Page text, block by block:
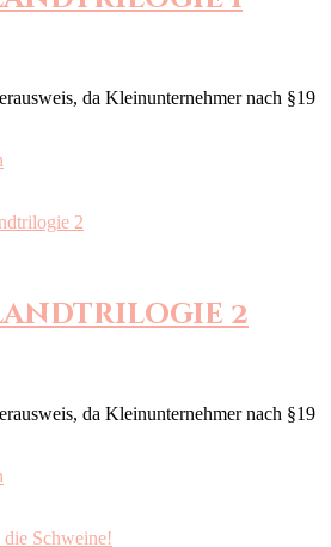
da Kleinunternehmer nach §19
2
da Kleinunternehmer nach §19